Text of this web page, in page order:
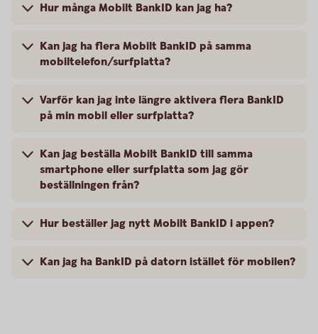
Hur många Mobilt BankID kan jag ha?
Kan jag ha flera Mobilt BankID på samma
mobiltelefon/surfplatta?
Varför kan jag inte längre aktivera flera BankID
på min mobil eller surfplatta?
Kan jag beställa Mobilt BankID till samma
smartphone eller surfplatta som jag gör
beställningen från?
Hur beställer jag nytt Mobilt BankID i appen?
Kan jag ha BankID på datorn istället för mobilen?